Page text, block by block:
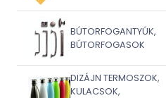
BÚTORFOGANTYÚK,
BÚTORFOGASOK
DIZÁJN TERMOSZOK,
KULACSOK,